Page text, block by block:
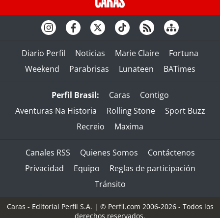
Diario Perfil Noticias Marie Claire
Fortuna
Weekend
Parabrisas Lunateen BATimes
Perfil Brasil: Caras
Contigo
Aventuras Na Historia
Rolling Stone
Sport Buzz
Recreio
Maxima
Canales RSS Quienes Somos
Contáctenos
Privacidad
Equipo
Reglas de participación
Tránsito
Caras - Editorial Perfil S.A. | © Perfil.com 2006-2026 - Todos los
derechos reservados.